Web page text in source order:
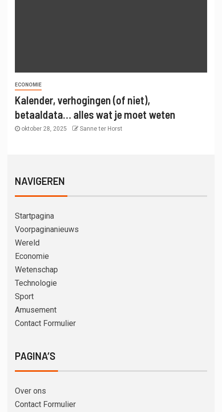
ECONOMIE
Kalender, verhogingen (of niet),
betaaldata… alles wat je moet weten
oktober 28, 2025 Sanne ter Horst
NAVIGEREN
Startpagina
Voorpaginanieuws
Wereld
Economie
Wetenschap
Technologie
Sport
Amusement
Contact Formulier
PAGINA’S
Over ons
Contact Formulier